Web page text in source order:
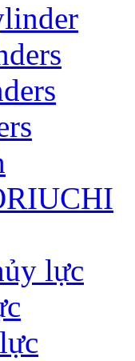
lực